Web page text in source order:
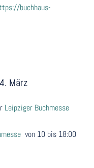
buchhaus-
März
Leipziger Buchmesse
von 10 bis 18:00